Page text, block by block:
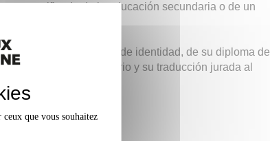
o certificado de la educación secundaria o de un
a la universidad.
de su documento de identidad, de su diploma de
o de su título universitario y su traducción jurada al
que vous souhaitez